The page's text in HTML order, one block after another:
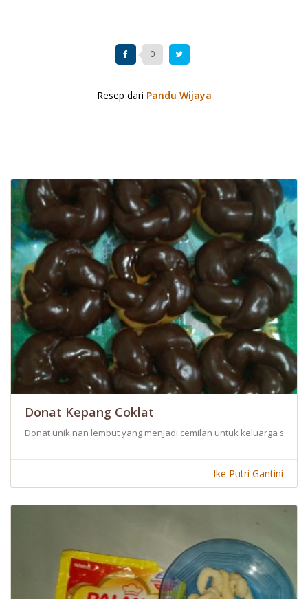
0
Resep dari Pandu Wijaya
Donat Kepang Coklat
Donat unik nan lembut yang menjadi cemilan untuk keluarga
Ike Putri Gantini